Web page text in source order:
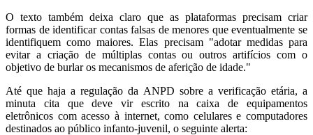
O texto também deixa claro que as plataformas precisam criar
formas de identificar contas falsas de menores que eventualmente se
identifiquem como maiores. Elas precisam "adotar medidas para
evitar a criação de múltiplas contas ou outros artifícios com o
objetivo de burlar os mecanismos de aferição de idade."
Até que haja a regulação da ANPD sobre a verificação etária, a
minuta cita que deve vir escrito na caixa de equipamentos
eletrônicos com acesso à internet, como celulares e computadores
destinados ao público infanto-juvenil, o seguinte alerta: